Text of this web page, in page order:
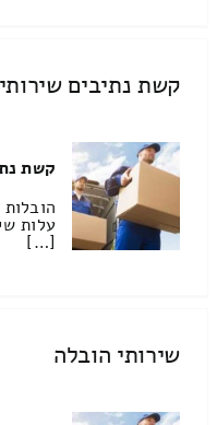
קשת נתיבים
קשת
הובלות
עלות
[…]
שירותי הובלה